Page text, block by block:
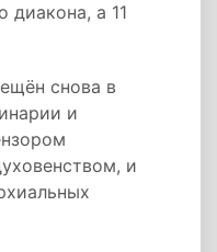
диакона, а 11
снова в
и
и